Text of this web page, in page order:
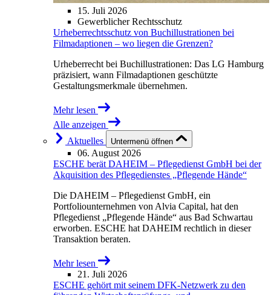
15. Juli 2026
Gewerblicher Rechtsschutz
Urheberrechtsschutz von Buchillustrationen bei
Filmadaptionen – wo liegen die Grenzen?
Urheberrecht bei Buchillustrationen: Das LG Hamburg
präzisiert, wann Filmadaptionen geschützte
Gestaltungsmerkmale übernehmen.
Mehr lesen
Alle anzeigen
Aktuelles
Untermenü öffnen
06. August 2026
ESCHE berät DAHEIM – Pflegedienst GmbH bei der
Akquisition des Pflegedienstes „Pflegende Hände“
Die DAHEIM – Pflegedienst GmbH, ein
Portfoliounternehmen von Alvia Capital, hat den
Pflegedienst „Pflegende Hände“ aus Bad Schwartau
erworben. ESCHE hat DAHEIM rechtlich in dieser
Transaktion beraten.
Mehr lesen
21. Juli 2026
ESCHE gehört mit seinem DFK-Netzwerk zu den